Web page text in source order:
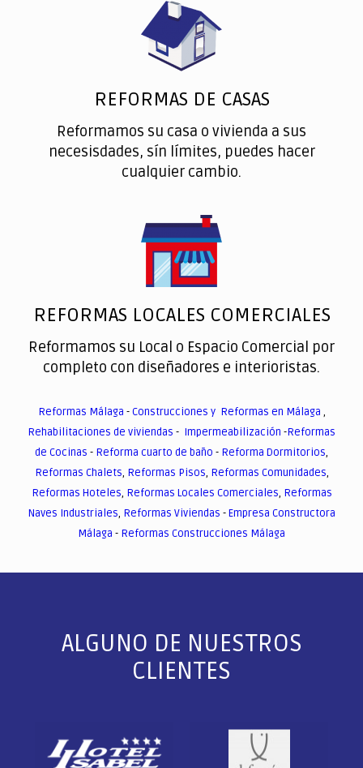
REFORMAS DE CASAS
Reformamos su casa o vivienda a sus
necesisdades, sín límites, puedes hacer
cualquier cambio.
REFORMAS LOCALES COMERCIALES
Reformamos su Local o Espacio Comercial por
completo con diseñadores e interioristas.
Reformas Málaga -Construcciones y Reformas en Málaga ,
Rehabilitaciones de viviendas - Impermeabilización -Reformas
de Cocinas - Reforma cuarto de baño - Reforma Dormitorios,
Reformas Chalets, Reformas Pisos, Reformas Comunidades,
Reformas Hoteles, Reformas Locales Comerciales, Reformas
Naves Industriales, Reformas Viviendas -Empresa Constructora
Málaga - Reformas Construcciones Málaga
ALGUNO DE NUESTROS
CLIENTES